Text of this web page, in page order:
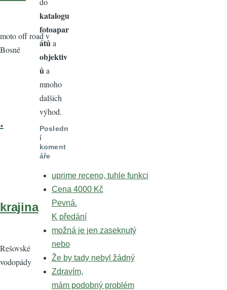
moto off road v
Bosně
.
krajina
Rešovské
vodopády
katalogu
fotoapar
átů a
objektiv
ů a
mnoho
dalších
výhod.
Posledn
í
koment
áře
uprime receno, tuhle funkci
Cena 4000 Kč
Pevná.
K předání
možná je jen zaseknutý
nebo
Že by tady nebyl žádný
Zdravím,
mám podobný problém